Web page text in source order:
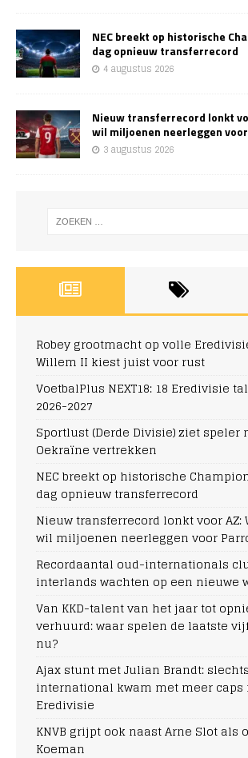
NEC breekt op historische
dag opnieuw transferrecord
4 augustus 2026
Nieuw transferrecord lonkt
wil miljoenen neerleggen
3 augustus 2026
Robey grootmacht op volle
Willem II kiest juist voor rust
VoetbalPlus NEXT18: 18 Eredivisie
2026-2027
Sportlust (Derde Divisie) ziet speler
Oekraïne vertrekken
NEC breekt op historische
dag opnieuw transferrecord
Nieuw transferrecord lonkt voor AZ:
wil miljoenen neerleggen voor
Recordaantal oud-internationals
interlands wachten op een nieuwe
Van KKD-talent van het jaar tot
verhuurd: waar spelen de laatste
nu?
Ajax stunt met Julian Brandt:
international kwam met meer caps
Eredivisie
KNVB grijpt ook naast Arne Slot als
Koeman